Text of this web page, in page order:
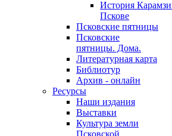
История
Пскове
Псковские пятницы
Псковские
пятницы. Дома.
Литературная карта
Библиотур
Архив - онлайн
Ресурсы
Наши издания
Выставки
Культура земли
Псковской